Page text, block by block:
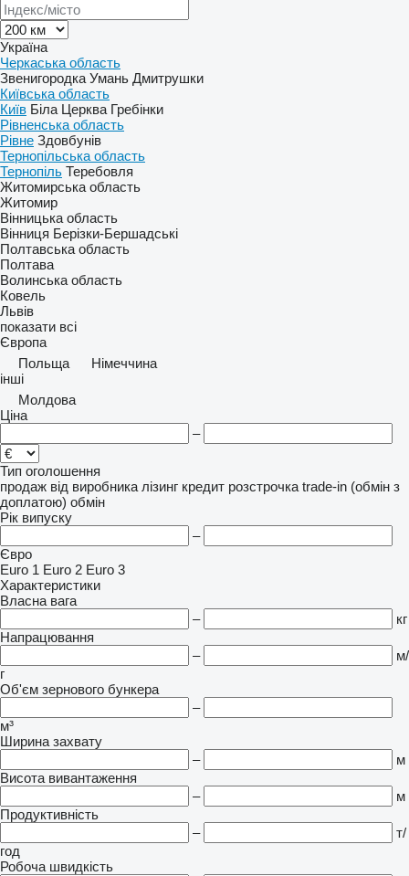
Україна
Черкаська область
Звенигородка Умань Дмитрушки
Київська область
Київ Біла Церква Гребінки
Рівненська область
Рівне Здовбунів
Тернопільська область
Тернопіль Теребовля
Житомирська область
Житомир
Вінницька область
Вінниця Берізки-Бершадські
Полтавська область
Полтава
Волинська область
Ковель
Львів
показати всі
Європа
Польща
Німеччина
інші
Молдова
Ціна
–
Тип оголошення
продаж від виробника лізинг кредит розстрочка trade-in (обмін з
доплатою) обмін
Рік випуску
–
Євро
Euro 1 Euro 2 Euro 3
Характеристики
Власна вага
–
кг
Напрацювання
–
м/
г
Об'єм зернового бункера
–
м³
Ширина захвату
–
м
Висота вивантаження
–
м
Продуктивність
–
т/
год
Робоча швидкість